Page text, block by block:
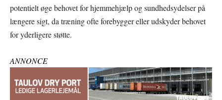
potentielt øge behovet for hjemmehjælp og sundhedsydelser på
længere sigt, da træning ofte forebygger eller udskyder behovet
for yderligere støtte.
ANNONCE